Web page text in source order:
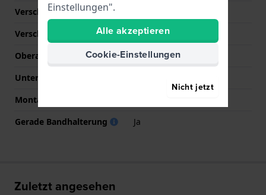
Verschlusstyp
Verschlussfarbe
Silber
Oberarmbandlänge (mm)
75 mm
Unterarmbandlänge (mm)
Montagetyp
Gerade Bandhalterung
Ja
Zuletzt angesehen
Einstellungen".
Alle akzeptieren
Cookie-Einstellungen
Nicht jetzt